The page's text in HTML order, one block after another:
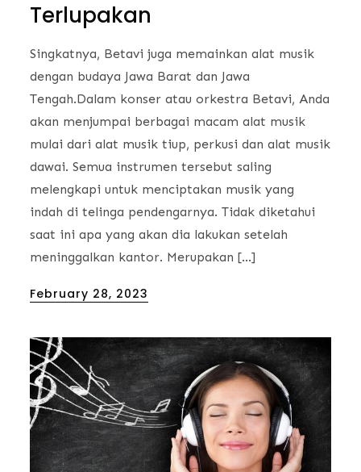
Terlupakan
Singkatnya, Betavi juga memainkan alat musik
dengan budaya Jawa Barat dan Jawa
Tengah.Dalam konser atau orkestra Betavi, Anda
akan menjumpai berbagai macam alat musik
mulai dari alat musik tiup, perkusi dan alat musik
dawai. Semua instrumen tersebut saling
melengkapi untuk menciptakan musik yang
indah di telinga pendengarnya. Tidak diketahui
saat ini apa yang akan dia lakukan setelah
meninggalkan kantor. Merupakan […]
Posted
February 28, 2023